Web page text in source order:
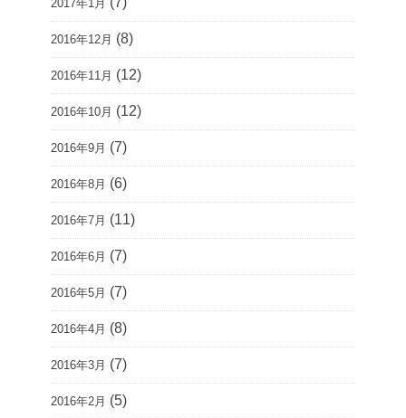
2017年1月
2016年12月 (8)
2016年11月 (12)
2016年10月 (12)
2016年9月 (7)
2016年8月 (6)
2016年7月 (11)
2016年6月 (7)
2016年5月 (7)
2016年4月 (8)
2016年3月 (7)
2016年2月 (5)